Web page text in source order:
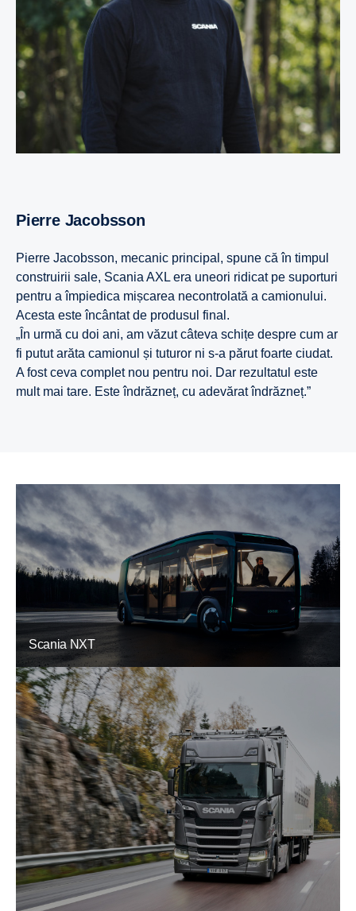
Pierre Jacobsson
Pierre Jacobsson, mecanic principal, spune că în timpul
construirii sale, Scania AXL era uneori ridicat pe suporturi
pentru a împiedica mișcarea necontrolată a camionului.
Acesta este încântat de produsul final.
„În urmă cu doi ani, am văzut câteva schițe despre cum ar
fi putut arăta camionul și tuturor ni s-a părut foarte ciudat.
A fost ceva complet nou pentru noi. Dar rezultatul este
mult mai tare. Este îndrăzneț, cu adevărat îndrăzneț.”
Scania NXT